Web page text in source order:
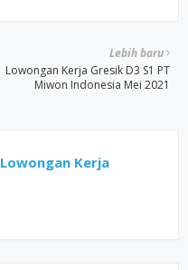
Lebih baru
Lowongan Kerja Gresik D3 S1 PT
Miwon Indonesia Mei 2021
Lowongan Kerja